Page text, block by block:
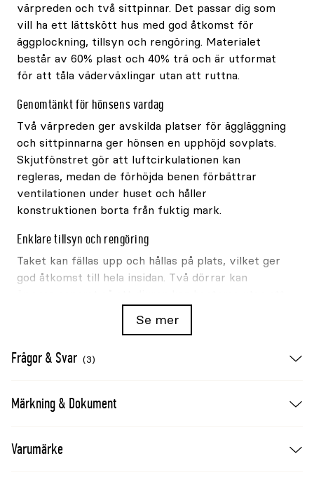
värpreden och två sittpinnar. Det passar dig som
vill ha ett lättskött hus med god åtkomst för
äggplockning, tillsyn och rengöring. Materialet
består av 60% plast och 40% trä och är utformat
för att tåla väderväxlingar utan att ruttna.
Genomtänkt för hönsens vardag
Två värpreden ger avskilda platser för äggläggning
och sittpinnarna ger hönsen en upphöjd sovplats.
Skjutfönstret gör att luftcirkulationen kan
regleras, medan de förhöjda benen förbättrar
ventilationen under huset och håller
konstruktionen borta från fuktig mark.
Enklare tillsyn och rengöring
Taket kan fällas upp och hållas på plats, vilket ger
god åtkomst till hela insidan. Två dörrar kan
ytorna är enkla att torka eller spola rena och
obehandlat trä.
60% plast och 40% trä
Se mer
Frågor & Svar (3)
Märkning & Dokument
Varumärke